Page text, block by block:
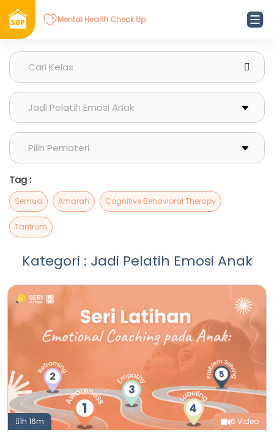
Mental Health Check Up
Tag :
Semua Amarah Cognitive Behavioral Therapy
Tantrum
Kategori : Jadi Pelatih Emosi Anak
1h 16m 6 Video